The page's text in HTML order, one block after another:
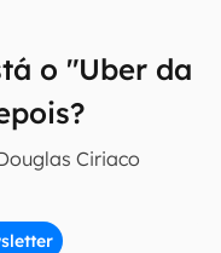
o "Uber da
Ciriaco
em primeira